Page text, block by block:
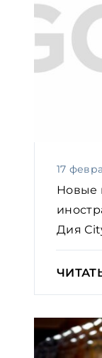
17
Новые
Дия